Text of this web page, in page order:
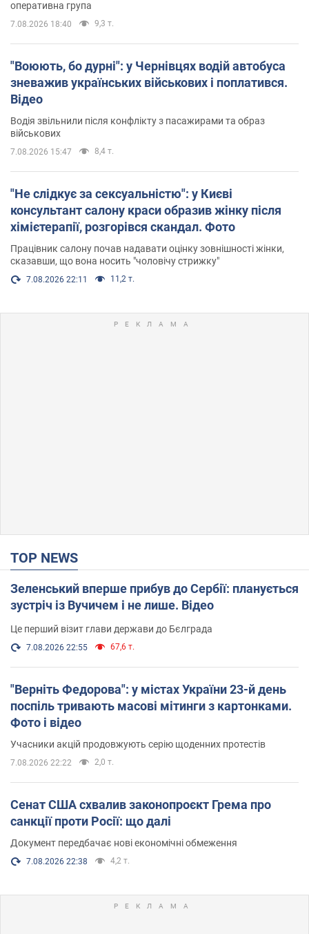
оперативна група
7.08.2026 18:40 9,3 т.
"Воюють, бо дурні": у Чернівцях водій автобуса
зневажив українських військових і поплатився.
Відео
Водія звільнили після конфлікту з пасажирами та образ
військових
7.08.2026 15:47 8,4 т.
"Не слідкує за сексуальністю": у Києві
консультант салону краси образив жінку після
хімієтерапії, розгорівся скандал. Фото
Працівник салону почав надавати оцінку зовнішності жінки,
сказавши, що вона носить "чоловічу стрижку"
7.08.2026 22:11 11,2 т.
TOP NEWS
Зеленський вперше прибув до Сербії: планується
зустріч із Вучичем і не лише. Відео
Це перший візит глави держави до Бєлграда
7.08.2026 22:55 67,6 т.
"Верніть Федорова": у містах України 23-й день
поспіль тривають масові мітинги з картонками.
Фото і відео
Учасники акцій продовжують серію щоденних протестів
7.08.2026 22:22 2,0 т.
Сенат США схвалив законопроєкт Грема про
санкції проти Росії: що далі
Документ передбачає нові економічні обмеження
7.08.2026 22:38 4,2 т.